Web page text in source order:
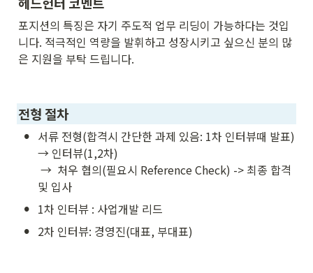
포지션의 특징은 자기 주도적 업무 리딩이 가능하다는 것입
니다. 적극적인 역량을 발휘하고 성장시키고 싶으신 분의 많
은 지원을 부탁 드립니다.
전형 절차
• 서류 전형(합격시 간단한 과제 있음: 1차 인터뷰때 발표)
→ 인터뷰(1,2차)
및 입사
• 1차 인터뷰 : 사업개발 리드
• 2차 인터뷰: 경영진(대표, 부대표)